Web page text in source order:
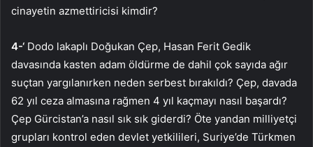
cinayetin azmettiricisi kimdir?
4-‘ Dodo lakaplı Doğukan Çep, Hasan Ferit Gedik
davasında kasten adam öldürme de dahil çok sayıda ağır
suçtan yargılanırken neden serbest bırakıldı? Çep, davada
62 yıl ceza almasına rağmen 4 yıl kaçmayı nasıl başardı?
Çep Gürcistan’a nasıl sık sık giderdi? Öte yandan milliyetçi
grupları kontrol eden devlet yetkilileri, Suriye’de Türkmen